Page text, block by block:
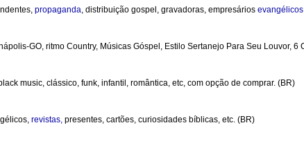
propaganda, distribuição gospel, gravadoras, empresários evangélicos
GO, ritmo Country, Músicas Góspel, Estilo Sertanejo Para Seu Louvor,
music, clássico, funk, infantil, romântica, etc, com opção de comprar. (BR)
revistas, presentes, cartões, curiosidades bíblicas, etc. (BR)